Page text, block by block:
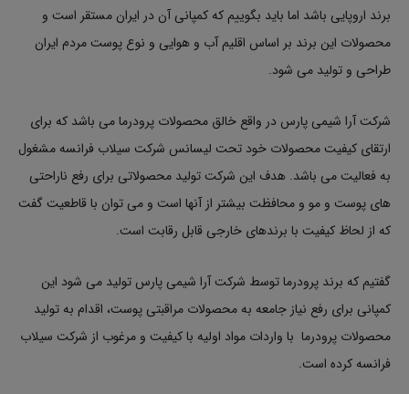
برند اروپایی باشد اما باید بگوییم که کمپانی آن در ایران مستقر است و
محصولات این برند بر اساس اقلیم آب و هوایی و نوع پوست مردم ایران
طراحی و تولید می شود.
شرکت آرا شیمی پارس در واقع خالق محصولات پرودرما می باشد که برای
ارتقای کیفیت محصولات خود تحت لیسانس شرکت سیلاب فرانسه مشغول
به فعالیت می باشد. هدف این شرکت تولید محصولاتی برای رفع ناراحتی
های پوست و مو و محافظت بیشتر از آنها است و می توان با قاطعیت گفت
که از لحاظ کیفیت با برندهای خارجی قابل رقابت است.
گفتیم که برند پرودرما توسط شرکت آرا شیمی پارس تولید می شود این
کمپانی برای رفع نیاز جامعه به محصولات مراقبتی پوست، اقدام به تولید
محصولات پرودرما با واردات مواد اولیه با کیفیت و مرغوب از شرکت سیلاب
فرانسه کرده است.